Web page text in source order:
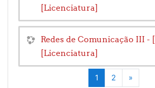
[Licenciatura]
Redes de Comunicação III -
[Licenciatura]
1 (atual)
2 »